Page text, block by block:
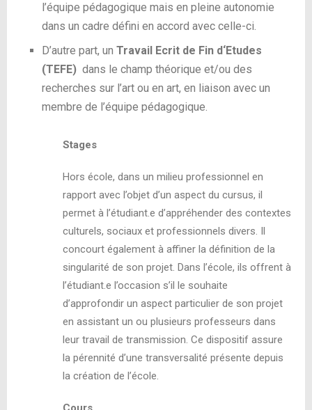
l’équipe pédagogique mais en pleine autonomie
dans un cadre défini en accord avec celle-ci.
D’autre part, un Travail Ecrit de Fin d‘Etudes
(TEFE) dans le champ théorique et/ou des
recherches sur l’art ou en art, en liaison avec un
membre de l’équipe pédagogique.
Stages
Hors école, dans un milieu professionnel en
rapport avec l’objet d’un aspect du cursus, il
permet à l’étudiant.e d’appréhender des contextes
culturels, sociaux et professionnels divers. Il
concourt également à affiner la définition de la
singularité de son projet. Dans l’école, ils offrent à
l’étudiant.e l’occasion s’il le souhaite
d’approfondir un aspect particulier de son projet
en assistant un ou plusieurs professeurs dans
leur travail de transmission. Ce dispositif assure
la pérennité d’une transversalité présente depuis
la création de l’école.